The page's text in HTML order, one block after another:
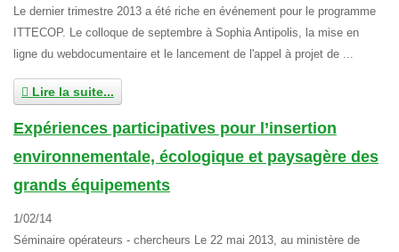
Le dernier trimestre 2013 a été riche en événement pour le programme
ITTECOP. Le colloque de septembre à Sophia Antipolis, la mise en
ligne du webdocumentaire et le lancement de l'appel à projet de ...
Lire la suite...
Expériences participatives pour l’insertion
environnementale, écologique et paysagère des
grands équipements
1/02/14
Séminaire opérateurs - chercheurs Le 22 mai 2013, au ministère de